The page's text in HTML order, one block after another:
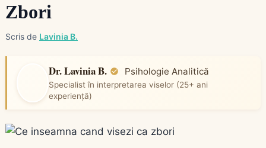
Zbori
Scris de Lavinia B.
Dr. Lavinia B. Psihologie Analitică
Specialist în interpretarea viselor (25+ ani
experiență)